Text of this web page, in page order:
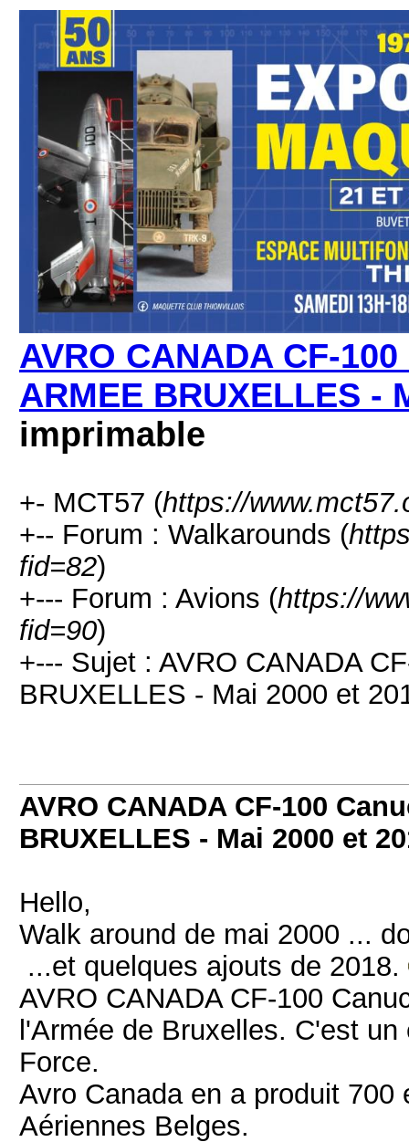
AVRO CANADA CF-
ARMEE BRUXELLES -
imprimable
+- MCT57 (https://
+-- Forum : Walkarounds (
fid=82)
+--- Forum : Avions (https://
fid=90)
+--- Sujet : AVRO CANADA
BRUXELLES - Mai 2000 et
AVRO CANADA CF-100
BRUXELLES - Mai 2000 et
Hello,
Walk around de mai 2000 ...
...et quelques ajouts de 2018.
AVRO CANADA CF-100
l'Armée de Bruxelles. C'est
Force.
Avro Canada en a produit
Aériennes Belges.